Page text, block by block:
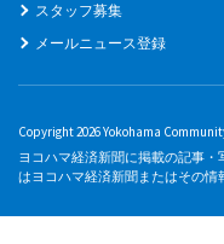
スタッフ募集
メールニュース登録
Copyright 2026 Yokohama
ヨコハマ経済新聞に掲載の記事
はヨコハマ経済新聞またはその情